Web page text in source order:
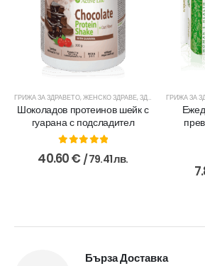
СВЕЖЕСТ,ХИГИЕНА
ЧАЙОВЕ И ДОБАВКИ
ГРИЖА ЗА ЗДРАВЕТО,ЖЕНСКО ЗДРАВЕ,ЗДРАВЕ ,МЪЖКО
Шоколадов протеинов шейк с
гуарана с подсладител
0out of 5
40.60€ / 79.41 лв.
ГРИЖА ЗА
Бърза Доставка